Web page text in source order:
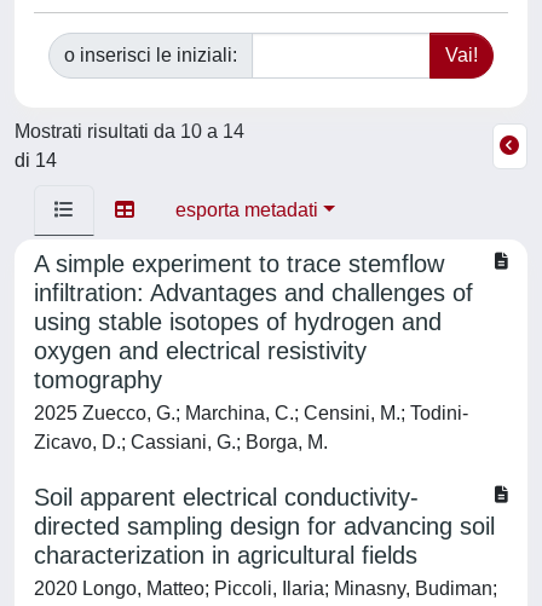
o inserisci le iniziali:
Mostrati risultati da 10 a 14
di 14
esporta metadati
A simple experiment to trace stemflow
infiltration: Advantages and challenges of
using stable isotopes of hydrogen and
oxygen and electrical resistivity
tomography
2025 Zuecco, G.; Marchina, C.; Censini, M.; Todini-
Zicavo, D.; Cassiani, G.; Borga, M.
Soil apparent electrical conductivity-
directed sampling design for advancing soil
characterization in agricultural fields
2020 Longo, Matteo; Piccoli, Ilaria; Minasny, Budiman;